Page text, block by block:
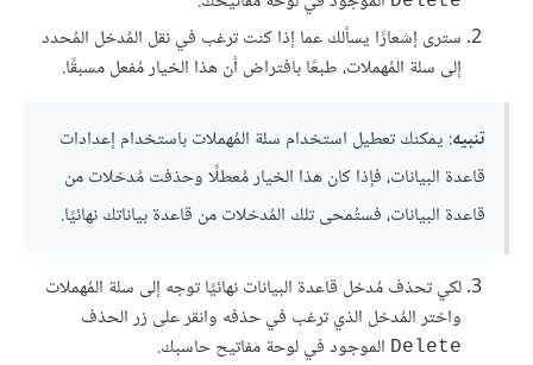
سترى إشعارًا يسألك عما إذا كنت ترغب في نقل المُدخل المُحدد
إلى سلة المُهملات، طبعًا بافتراض أن هذا الخيار مُفعل مسبقًا.
تنبيه: يمكنك تعطيل استخدام سلة المُهملات باستخدام إعدادات
قاعدة البيانات، فإذا كان هذا الخيار مُعطلًا وحذفت مُدخلات من
قاعدة البيانات، فستُمحى تلك المُدخلات من قاعدة بياناتك نهائيًا.
لكي تحذف مُدخل قاعدة البيانات نهائيًا توجه إلى سلة المُهملات
واختر المُدخل الذي ترغب في حذفه وانقر على زر الحذف
Delete الموجود في لوحة مفاتيح حاسبك.